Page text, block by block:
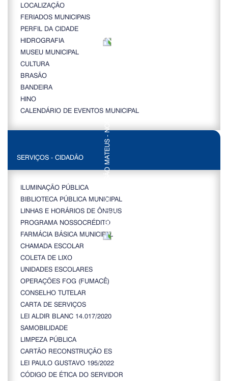
LOCALIZAÇÃO
FERIADOS MUNICIPAIS
PERFIL DA CIDADE
HIDROGRAFIA
MUSEU MUNICIPAL
CULTURA
BRASÃO
BANDEIRA
HINO
CALENDÁRIO DE EVENTOS MUNICIPAL
SERVIÇOS - CIDADÃO
ILUMINAÇÃO PÚBLICA
BIBLIOTECA PÚBLICA MUNICIPAL
LINHAS E HORÁRIOS DE ÔNIBUS
PROGRAMA NOSSOCRÉDITO
FARMÁCIA BÁSICA MUNICIPAL
CHAMADA ESCOLAR
COLETA DE LIXO
UNIDADES ESCOLARES
OPERAÇÕES FOG (FUMACÊ)
CONSELHO TUTELAR
CARTA DE SERVIÇOS
LEI ALDIR BLANC 14.017/2020
SAMOBILIDADE
LIMPEZA PÚBLICA
CARTÃO RECONSTRUÇÃO ES
LEI PAULO GUSTAVO 195/2022
CÓDIGO DE ÉTICA DO SERVIDOR